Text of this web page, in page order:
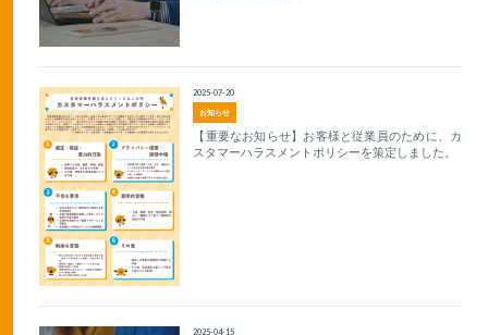
お知らせ
2025-07-20
【重要なお知らせ】お客様と従業員のために、カ
スタマーハラスメントポリシーを策定しました。
2025-04-15